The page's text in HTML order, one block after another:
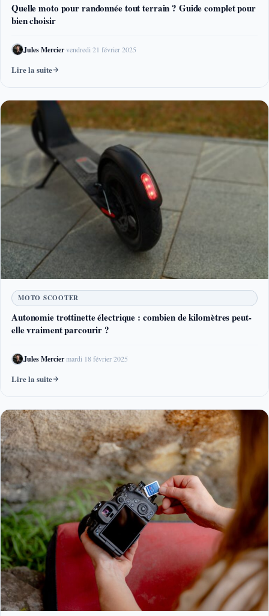
Quelle moto pour randonnée tout terrain ? Guide complet pour
bien choisir
Jules Mercier·vendredi 21 février 2025
Lire la suite
MOTO SCOOTER
Autonomie trottinette électrique : combien de kilomètres peut-
elle vraiment parcourir ?
Jules Mercier·mardi 18 février 2025
Lire la suite